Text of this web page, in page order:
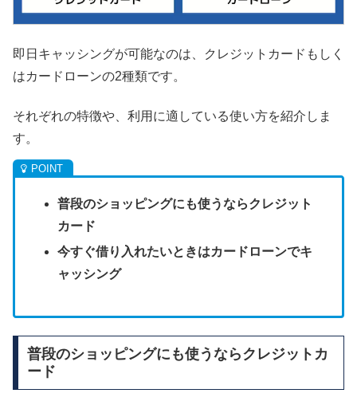
即日キャッシングが可能なのは、クレジットカードもしく
はカードローンの2種類です。
それぞれの特徴や、利用に適している使い方を紹介しま
す。
普段のショッピングにも使うならクレジット
カード
今すぐ借り入れたいときはカードローンでキ
ャッシング
普段のショッピングにも使うならクレジットカ
ード